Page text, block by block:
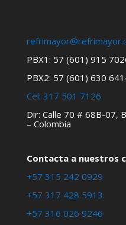
PBX1: 57 (601) 915
PBX2: 57 (601) 630
Cel: 317 501 7126
Dir: Calle 70 # 68B-07,
– Colombia
Contacta a nuestros
+57 315 242 0929
+57 317 428 5913
+57 316 026 9246